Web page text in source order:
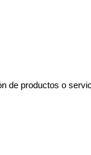
de productos o